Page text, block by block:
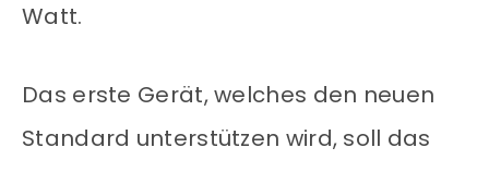
Watt.
Das erste Gerät, welches den neuen
Standard unterstützen wird, soll das